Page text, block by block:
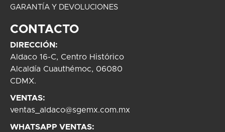
GARANTÍA Y DEVOLUCIONES
CONTACTO
DIRECCIÓN:
Aldaco 16-C, Centro Histórico
Alcaldía Cuauthémoc, 06080
CDMX.
VENTAS:
ventas_aldaco@sgemx.com.mx
WHATSAPP VENTAS: